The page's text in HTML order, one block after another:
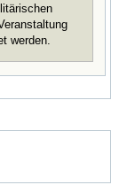
werden.